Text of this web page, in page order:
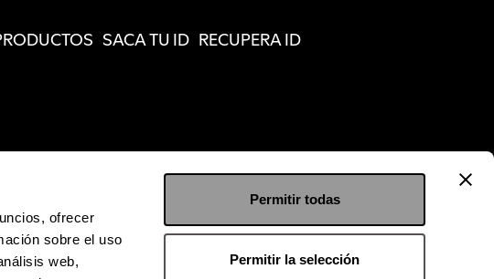
ofrecer
sobre el uso
web,
Permitir todas
Permitir la selección
SACA TU ID RECUPERA ID